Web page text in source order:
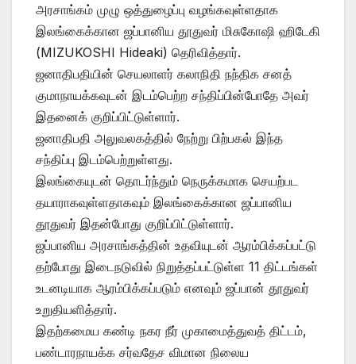
அரசாங்கம் முழு ஒத்துழைப்பு வழங்கவுள்ளதாக
இலங்கைக்கான ஜப்பானிய தூதுவர் மிசுகோஷி ஹிடேகி
(MIZUKOSHI Hideaki) தெரிவித்தார்.
ஜனாதிபதியின் செயலாளர் கலாநிதி நந்திக சனத்
குமாநாயக்கவுடன் இடம்பெற்ற சந்திப்பின்போதே அவர்
இதனைக் குறிப்பிட்டுள்ளார்.
ஜனாதிபதி அலுவலகத்தில் நேற்று பிற்பகல் இந்த
சந்திப்பு இடம்பெற்றுள்ளது.
இலங்கையுடன் தொடர்ந்தும் நெருக்கமாக செயற்பட
தயாராகவுள்ளதாகவும் இலங்கைக்கான ஜப்பானிய
தூதுவர் இதன்போது குறிப்பிட்டுள்ளார்.
ஜப்பானிய அரசாங்கத்தின் உதவியுடன் ஆரம்பிக்கப்பட்டு
தற்போது இடைநடுவில் நிறுத்தப்பட்டுள்ள 11 திட்டங்கள்
உடனடியாக ஆரம்பிக்கப்படும் எனவும் ஜப்பான் தூதுவர்
உறுதியளித்தார்.
இதற்கமைய கண்டி நகர நீர் முகாமைத்துவத் திட்டம்,
பண்டாரநாயக்க சர்வதேச விமான நிலைய